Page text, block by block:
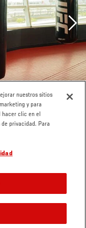
nuestros sitios
y para
hacer clic en el
privacidad. Para